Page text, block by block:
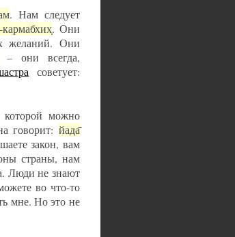
. Нам следует
. Они
желаний. Они
они всегда,
советует:
которой можно
говорит: йада̄
закон, вам
страны, нам
Люди не знают
во что-то
мне. Но это не